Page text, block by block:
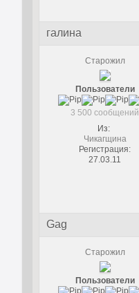
галина
Старожил
Пользователи
3 500 сообщений
Из:
Чикагщина
Регистрация:
27.03.11
Gag
Старожил
Пользователи